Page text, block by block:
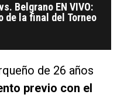
Belgrano EN VIVO:
de la final del Torneo
de 26 años
previo con el